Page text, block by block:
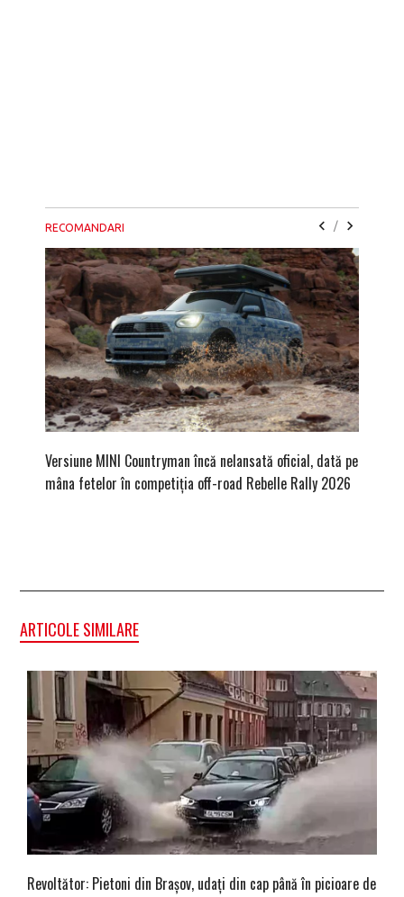
RECOMANDARI /
Versiune MINI Countryman încă nelansată oficial, dată pe
mâna fetelor în competiția off-road Rebelle Rally 2026
ARTICOLE SIMILARE
Revoltător: Pietoni din Brașov, udați din cap până în picioare de